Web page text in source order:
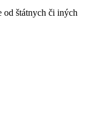
od štátnych či iných